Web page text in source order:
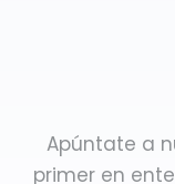
Apúntate a
primer en